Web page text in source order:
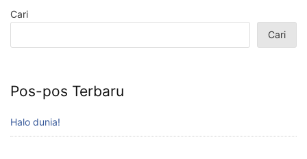
Cari
Cari
Pos-pos Terbaru
Halo dunia!